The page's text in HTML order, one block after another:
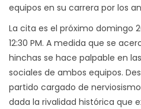
equipos en su carrera por los
La cita es el próximo domingo
12:30 PM. A medida que se
hinchas se hace palpable en
sociales de ambos equipos.
partido cargado de
dada la rivalidad histórica que